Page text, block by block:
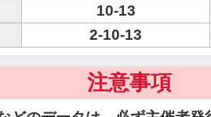
10-13
2-10-13
注意事項